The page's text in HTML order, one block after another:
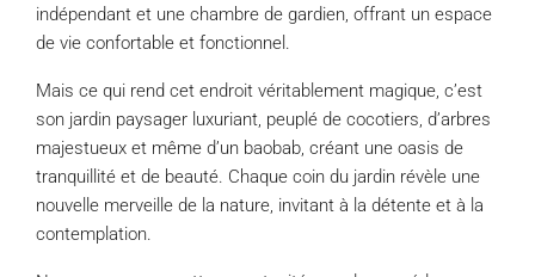
indépendant et une chambre de gardien, offrant un espace
de vie confortable et fonctionnel.
Mais ce qui rend cet endroit véritablement magique, c’est
son jardin paysager luxuriant, peuplé de cocotiers, d’arbres
majestueux et même d’un baobab, créant une oasis de
tranquillité et de beauté. Chaque coin du jardin révèle une
nouvelle merveille de la nature, invitant à la détente et à la
contemplation.